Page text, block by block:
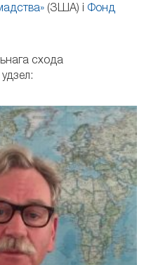
(ЗША) і Фонд
схода